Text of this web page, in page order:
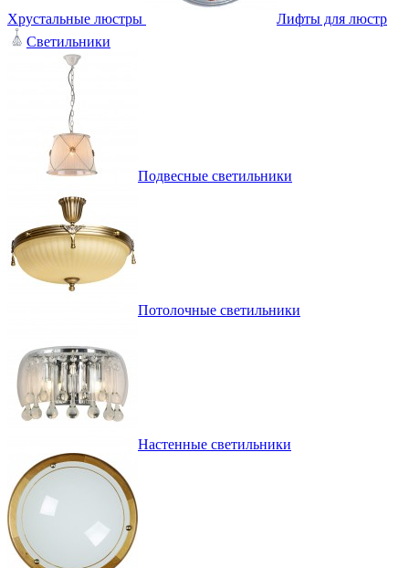
Хрустальные люстры
Лифты для люстр
Светильники
Подвесные светильники
Потолочные светильники
Настенные светильники